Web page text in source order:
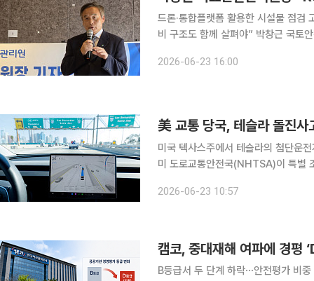
드론·통합플랫폼 활용한 시설물 점
비 구조도 함께 살펴야” 박창근 국토안전관리원장이 노후 기반시설과 지하 안전 관리에 AI를 접목
활용해 기존 인력 중심의 점검 방식을
2026-06-23 16:00
美 교통 당국, 테슬라 돌진사
미국 텍사스주에서 테슬라의 첨단운
미 도로교통안전국(NHTSA)이 특별
월스트리트저널(WSJ), CNBC 등에
2026-06-23 10:57
캠코, 중대재해 여파에 경평
B등급서 두 단계 하락⋯안전평가 비중